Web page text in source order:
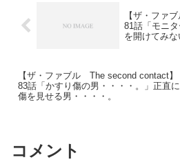
【ザ・ファ
81話「モニ
を開けてみ
【ザ・ファブル The second contact】
83話「かすり傷の男・・・・。」正直に
傷を見せる男・・・・。
コメント